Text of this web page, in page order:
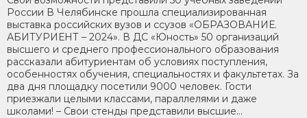
России В Челябинске прошла специализированная
выставка российских вузов и ссузов «ОБРАЗОВАНИЕ.
АБИТУРИЕНТ – 2024». В ДС «Юность» 50 организаций
высшего и среднего профессионального образования
рассказали абитуриентам об условиях поступления,
особенностях обучения, специальностях и факультетах. За
два дня площадку посетили 9000 человек. Гости
приезжали целыми классами, параллелями и даже
школами! – Свои стенды представили высшие...